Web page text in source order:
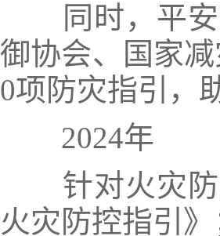
同时，平
御协会、国家
0项防灾指引，
2024年
针对火灾
火灾防控指引》